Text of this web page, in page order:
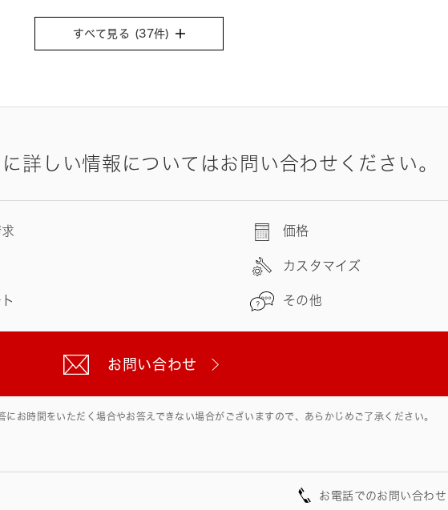
すべて見る (37件)
詳しい情報についてはお問い合わせください。
価格
カスタマイズ
その他
お問い合わせ
にお時間をいただく場合やお答えできない場合がございますので、あらかじめご了承ください。
お電話でのお問い合わせ